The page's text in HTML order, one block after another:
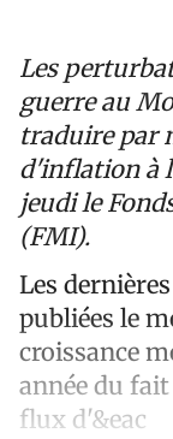
Les
guerre au
traduire par
d'inflation à
jeudi le
(FMI).
Les
publiées le
croissance
année du
flux d'&eac